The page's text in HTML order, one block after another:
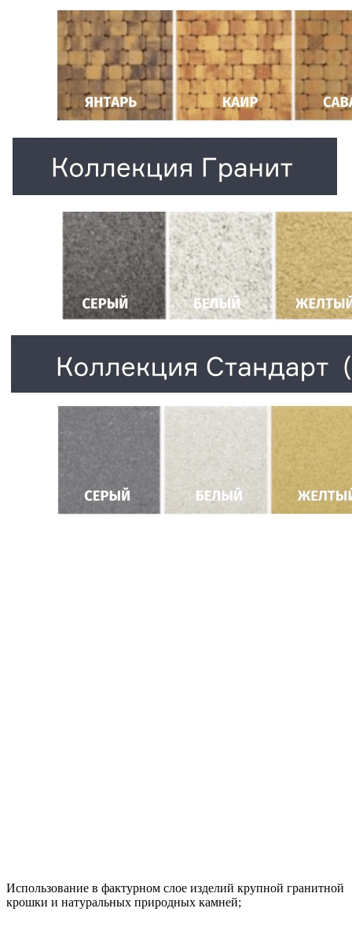
Использование в фактурном слое изделий крупной гранитной
крошки и натуральных природных камней;